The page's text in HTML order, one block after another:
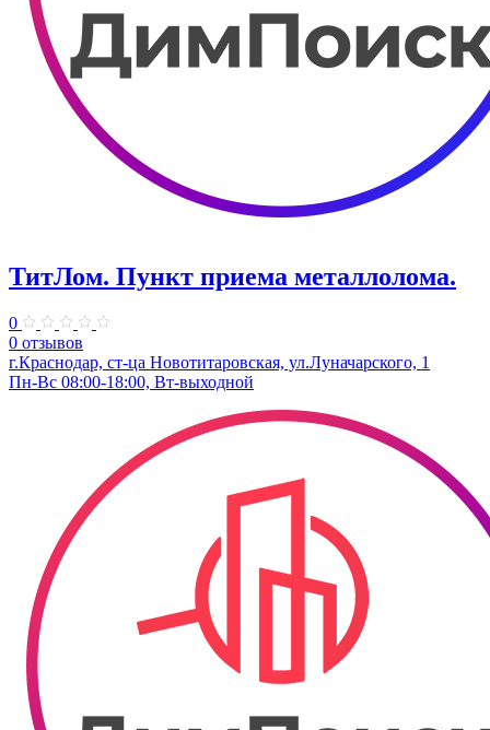
ТитЛом. Пункт приема металлолома.
0
0 отзывов
г.Краснодар, ст-ца Новотитаровская, ул.Луначарского, 1
Пн-Вс 08:00-18:00, Вт-выходной